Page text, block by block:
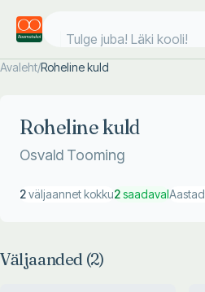
Tulge juba! Läki kooli!
Avaleht/Roheline kuld
Roheline kuld
Osvald Tooming
2väljaannet kokku2saadaval
Väljaanded (2)